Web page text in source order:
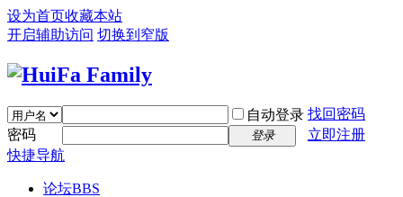
设为首页收藏本站
开启辅助访问 切换到窄版
自动登录 找回密码
密码
登录
立即注册
快捷导航
论坛BBS